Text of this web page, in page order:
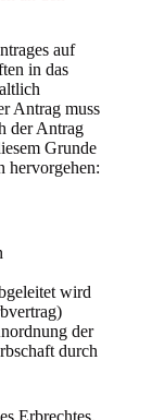
auf
in das
Antrag muss
der Antrag
Grunde
hervorgehen:
wird
der
durch
Erbrechtes,